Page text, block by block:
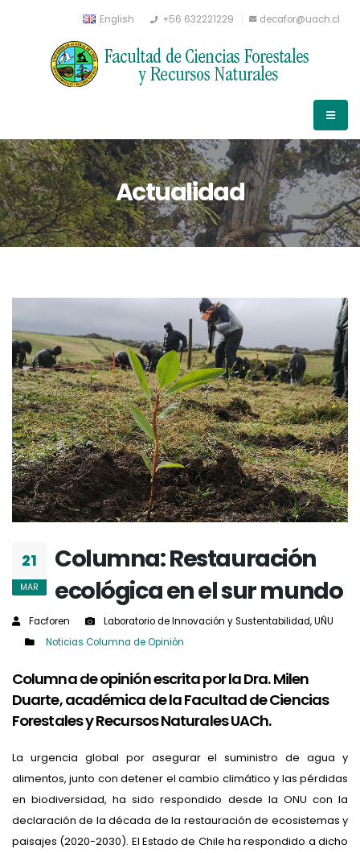
English +56 632221229 decafor@uach.cl
Actualidad
21
MAR
Columna: Restauración
ecológica en el sur mundo
Facforen
Laboratorio de Innovación y Sustentabilidad, UÑU
Noticias Columna de Opinión
Columna de opinión escrita por la Dra. Milen
Duarte, académica de la Facultad de Ciencias
Forestales y Recursos Naturales UACh.
La urgencia global por asegurar el suministro de agua y
alimentos, junto con detener el cambio climático y las pérdidas
en biodiversidad, ha sido respondido desde la ONU con la
declaración de la década de la restauración de ecosistemas y
paisajes (2020-2030). El Estado de Chile ha respondido a dicho